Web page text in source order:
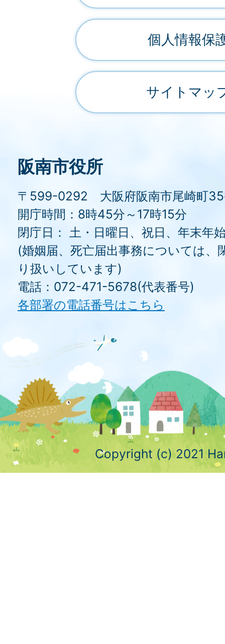
個人情報保
サイトマッ
阪南市役所
〒599-0292 大阪府阪南市尾崎町35
開庁時間：8時45分～17時15分
閉庁日： 土・日曜日、祝日、年末年
(婚姻届、死亡届出事務については、
り扱いしています)
電話：072-471-5678(代表番号)
各部署の電話番号はこちら
Copyright (c) 2021